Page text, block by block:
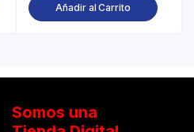
Añadir al Carrito
Somos una